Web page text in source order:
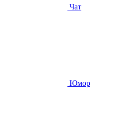
Чат
Юмор